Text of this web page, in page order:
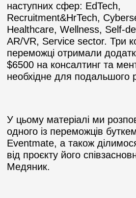
наступних сфер: EdTech,
Recruitment&HrTech,
Healthcare, Wellness, Self-
AR/VR, Service sector. Три
переможці отримали
$6500 на консалтинг та
необхідне для подальшого
У цьому матеріалі ми
одного із переможців
Eventmate, а також
від проєкту його
Медяник.